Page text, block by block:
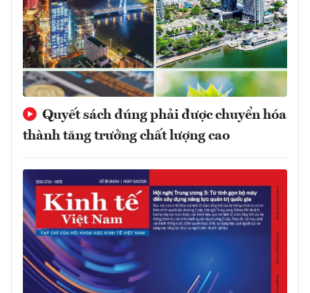
Quyết sách đúng phải được chuyển hóa
thành tăng trưởng chất lượng cao